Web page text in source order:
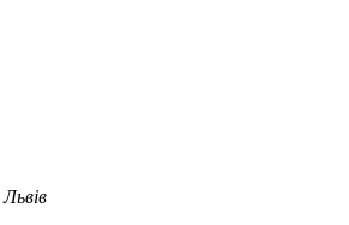
Львів